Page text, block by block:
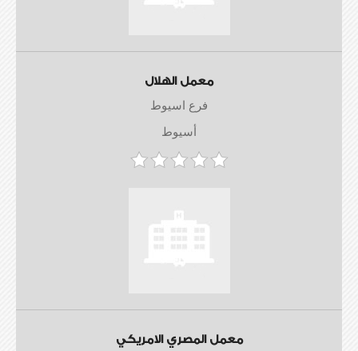
معمل الهلال
فرع اسيوط
أسيوط
معمل المصري الامريكي